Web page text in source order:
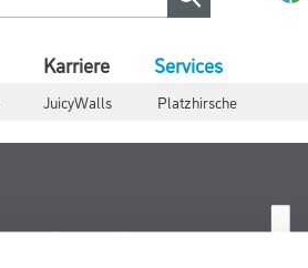
Karriere Services
JuicyWalls Platzhirsche